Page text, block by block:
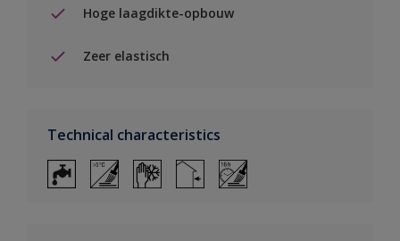
Hoge laagdikte-opbouw
Zeer elastisch
Technical characteristics